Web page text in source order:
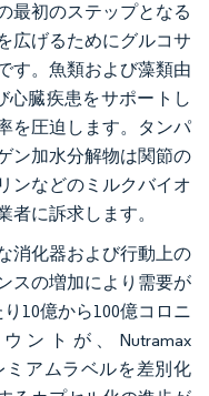
最初のステップとなる
広げるためにグルコサ
す。魚類および藻類由
心臓疾患をサポートし
を圧迫します。タンパ
ン加水分解物は関節の
ンなどのミルクバイオ
者に訴求します。
消化器および行動上の
スの増加により需要が
10億から100億コロニ
ントが、Nutramax
ミアムラベルを差別化